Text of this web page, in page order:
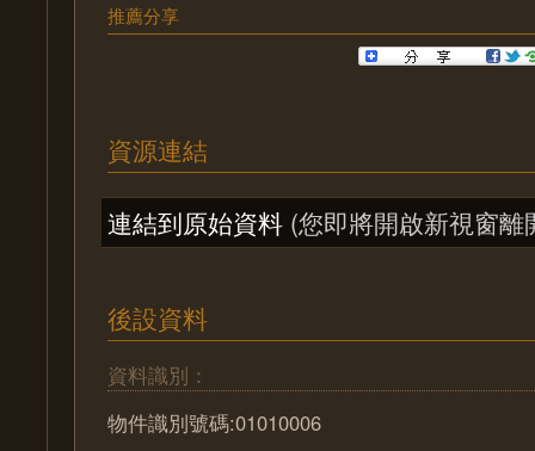
推薦分享
資源連結
連結到原始資料 (您即將開啟新視窗離
後設資料
資料識別：
物件識別號碼:01010006